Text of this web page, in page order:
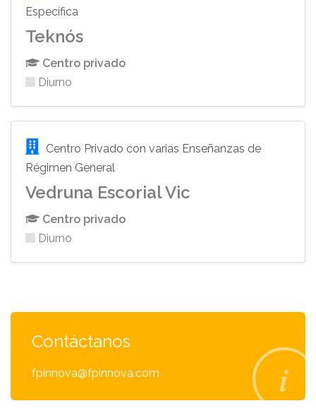
Específica
Teknós
Centro privado
Diurno
Centro Privado con varias Enseñanzas de
Régimen General
Vedruna Escorial Vic
Centro privado
Diurno
Contáctanos
fpinnova@fpinnova.com